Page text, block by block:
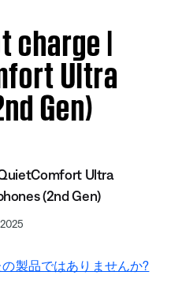
charge |
Ultra
Gen)
Ultra
(2nd Gen)
の製品ではありませんか?